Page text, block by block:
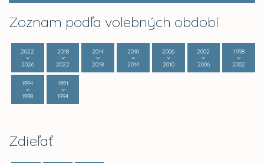
Zoznam podľa volebných období
2022
2026
2018
2022
2014
2018
2010
2014
2006
2010
2002
2006
1998
2002
1994
1998
1991
1994
Zdieľať